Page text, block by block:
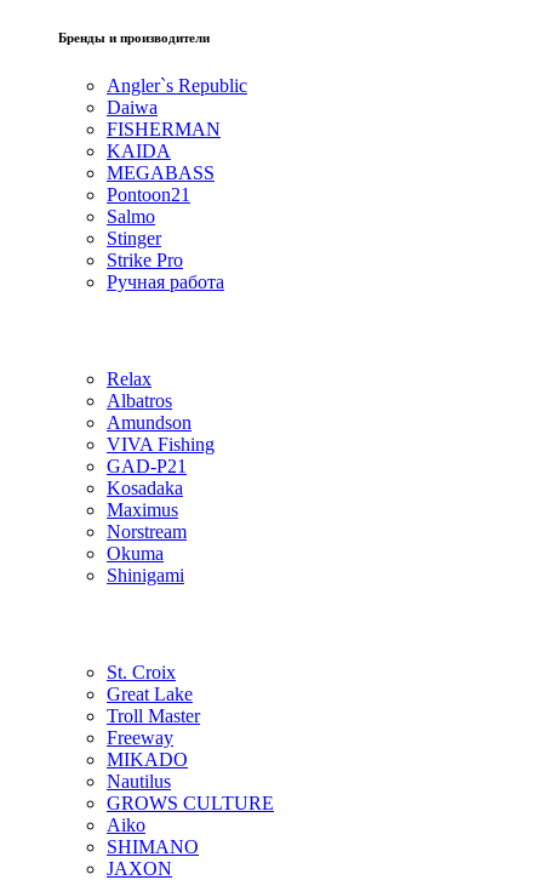
Бренды и производители
Angler`s Republic
Daiwa
FISHERMAN
KAIDA
MEGABASS
Pontoon21
Salmo
Stinger
Strike Pro
Ручная работа
Relax
Albatros
Amundson
VIVA Fishing
GAD-P21
Kosadaka
Maximus
Norstream
Okuma
Shinigami
St. Croix
Great Lake
Troll Master
Freeway
MIKADO
Nautilus
GROWS CULTURE
Aiko
SHIMANO
JAXON